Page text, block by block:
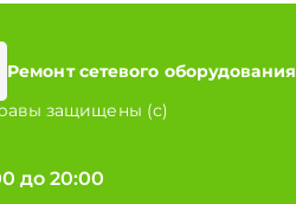
Ремонт сетевого оборудования
защищены (с)
до 20:00